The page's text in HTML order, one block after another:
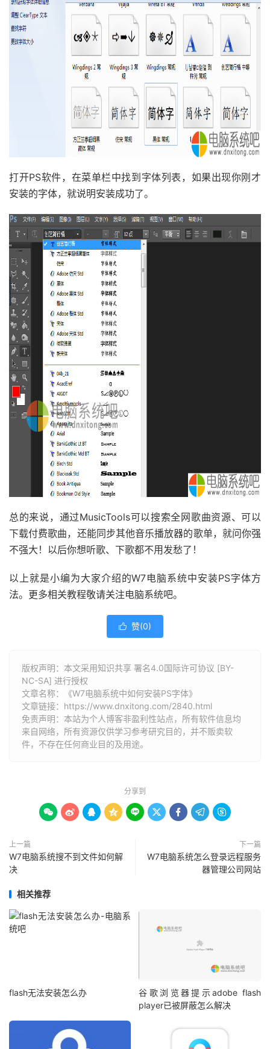
打开PS软件，在菜单栏中找到字体列表，如果出现你刚才
安装的字体，就说明安装成功了。
总的来说，通过MusicTools可以搜索全网歌曲资源、可以
下载付费歌曲，还能同步其他音乐播放器的歌单，就问你强
不强大！以后你想听歌、下歌都不用发愁了！
以上就是小编为大家介绍的W7电脑系统中安装PS字体方
法。更多相关教程敬请关注电脑系统吧。
 赞(0)
版权声明：本文采用知识共享 署名4.0国际许可协议 [BY-
NC-SA] 进行授权
文章名称：《W7电脑系统中如何安装PS字体》
文章链接： https://www.dnxitong.com/2840.html
免责声明：本站为个人博客非盈利性站点，所有软件信息均
来自网络，所有资源仅供学习参考研究目的，并不贩卖软
件，不存在任何商业目的及用途。
分享到
        
上一篇
W7电脑系统搜不到文件如何解
决
下一篇
W7电脑系统怎么登录远程服务
器管理公司网站
相关推荐
flash无法安装怎么办
谷歌浏览器提示adobe flash
player已被屏蔽怎么解决